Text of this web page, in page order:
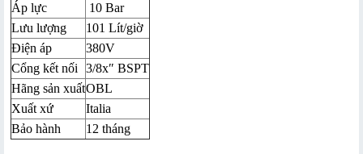
Áp lực
10 Bar
Lưu lượng
101 Lít/giờ
Điện áp
380V
Cổng kết nối
3/8x″ BSPT
Hãng sản xuấtOBL
Xuất xứ
Italia
Bảo hành
12 tháng